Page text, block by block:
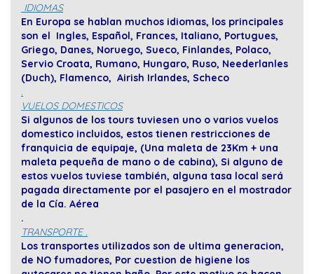
IDIOMAS
En Europa se hablan muchos idiomas, los principales
son el Ingles, Español, Frances, Italiano, Portugues,
Griego, Danes, Noruego, Sueco, Finlandes, Polaco,
Servio Croata, Rumano, Hungaro, Ruso, Neederlanles
(Duch), Flamenco, Airish Irlandes, Scheco
.
VUELOS DOMESTICOS
Si algunos de los tours tuviesen uno o varios vuelos
domestico incluidos, estos tienen restricciones de
franquicia de equipaje, (Una maleta de 23Km + una
maleta pequeña de mano o de cabina), Si alguno de
estos vuelos tuviese también, alguna tasa local será
pagada directamente por el pasajero en el mostrador
de la Cía. Aérea
.
TRANSPORTE .
Los transportes utilizados son de ultima generacion,
de NO fumadores, Por cuestion de higiene los